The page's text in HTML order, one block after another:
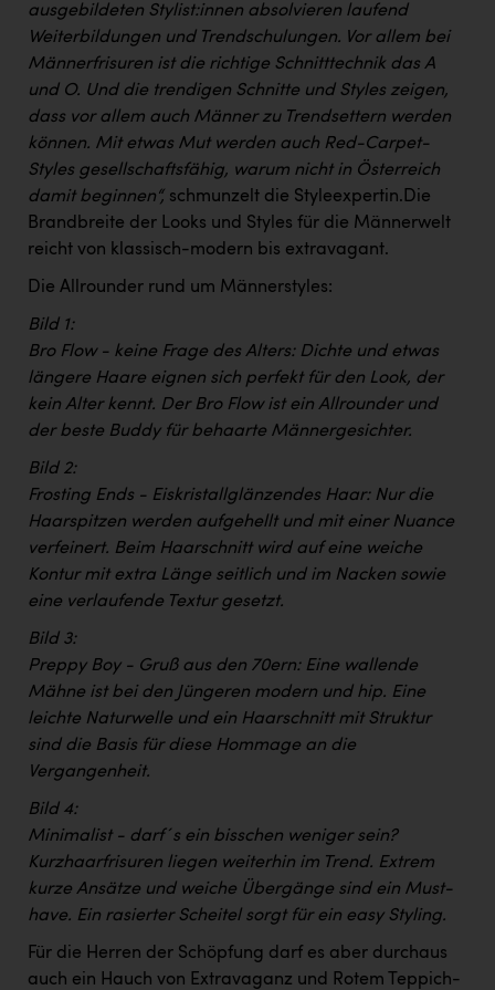
Dopgas
kunden basics
kontakt
ausgebildeten Stylist:innen absolvieren laufend
Weiterbildungen und Trendschulungen. Vor allem bei
Männerfrisuren ist die richtige Schnitttechnik das A
und O. Und die trendigen Schnitte und Styles zeigen,
dass vor allem auch Männer zu Trendsettern werden
können. Mit etwas Mut werden auch Red-Carpet-
Styles gesellschaftsfähig, warum nicht in Österreich
damit beginnen“, schmunzelt die Styleexpertin.Die
Brandbreite der Looks und Styles für die Männerwelt
reicht von klassisch-modern bis extravagant.
Die Allrounder rund um Männerstyles:
Bild 1:
Bro Flow - keine Frage des Alters: Dichte und etwas
längere Haare eignen sich perfekt für den Look, der
kein Alter kennt. Der Bro Flow ist ein Allrounder und
der beste Buddy für behaarte Männergesichter.
Bild 2:
Frosting Ends - Eiskristallglänzendes Haar: Nur die
Haarspitzen werden aufgehellt und mit einer Nuance
verfeinert. Beim Haarschnitt wird auf eine weiche
Kontur mit extra Länge seitlich und im Nacken sowie
eine verlaufende Textur gesetzt.
Bild 3:
Preppy Boy - Gruß aus den 70ern: Eine wallende
Mähne ist bei den Jüngeren modern und hip. Eine
leichte Naturwelle und ein Haarschnitt mit Struktur
sind die Basis für diese Hommage an die
Vergangenheit.
Bild 4:
Minimalist - darf´s ein bisschen weniger sein?
Kurzhaarfrisuren liegen weiterhin im Trend. Extrem
kurze Ansätze und weiche Übergänge sind ein Must-
have. Ein rasierter Scheitel sorgt für ein easy Styling.
Für die Herren der Schöpfung darf es aber durchaus
auch ein Hauch von Extravaganz und Rotem Teppich-